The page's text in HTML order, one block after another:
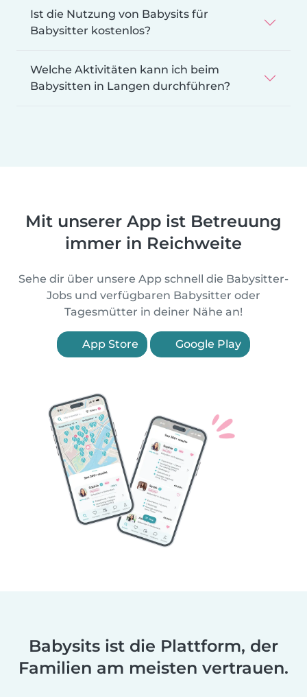
Ist die Nutzung von Babysits für
Babysitter kostenlos?
Welche Aktivitäten kann ich beim
Babysitten in Langen durchführen?
Mit unserer App ist Betreuung
immer in Reichweite
Sehe dir über unsere App schnell die Babysitter-
Jobs und verfügbaren Babysitter oder
Tagesmütter in deiner Nähe an!
App Store Google Play
Babysits ist die Plattform, der
Familien am meisten vertrauen.